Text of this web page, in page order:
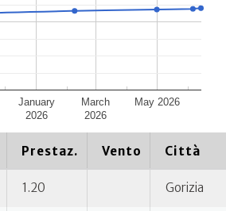
January
2026
March
2026
May 2026
Prestaz. Vento Città
1.20 Gorizia